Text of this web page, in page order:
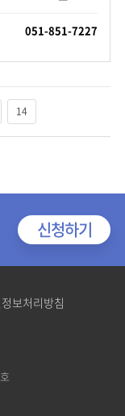
051-851-7227
14
신청하기
보처리방침